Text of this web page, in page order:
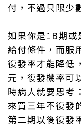
付，不過只限少
如果你是1B期或
給付條件，而服
復發率才能降低
元，復發機率
時病人就要思考
來買三年不復發
第二期以後復發